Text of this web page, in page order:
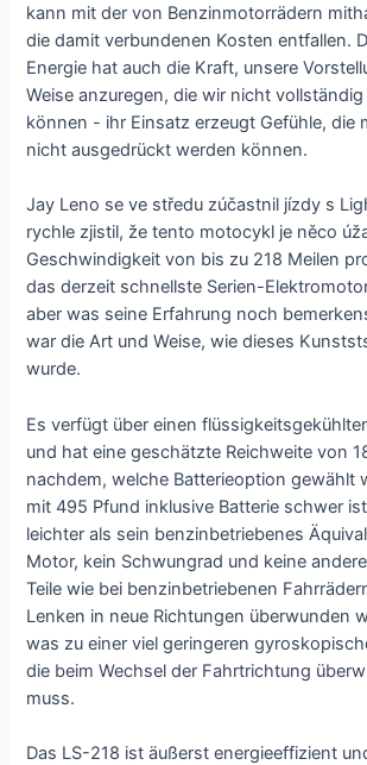
kann mit der von Benzinmotorrädern
die damit verbundenen Kosten entfallen.
Energie hat auch die Kraft, unsere
Weise anzuregen, die wir nicht
können - ihr Einsatz erzeugt Gefühle, die
nicht ausgedrückt werden können.
Jay Leno se ve středu zúčastnil jízdy s
rychle zjistil, že tento motocykl je něco
Geschwindigkeit von bis zu 218 Meilen
das derzeit schnellste Serien-
aber was seine Erfahrung noch
war die Art und Weise, wie dieses
wurde.
Es verfügt über einen
und hat eine geschätzte Reichweite von
nachdem, welche Batterieoption gewählt
mit 495 Pfund inklusive Batterie schwer
leichter als sein benzinbetriebenes
Motor, kein Schwungrad und keine
Teile wie bei benzinbetriebenen
Lenken in neue Richtungen überwunden
was zu einer viel geringeren
die beim Wechsel der Fahrtrichtung
muss.
Das LS-218 ist äußerst energieeffizient